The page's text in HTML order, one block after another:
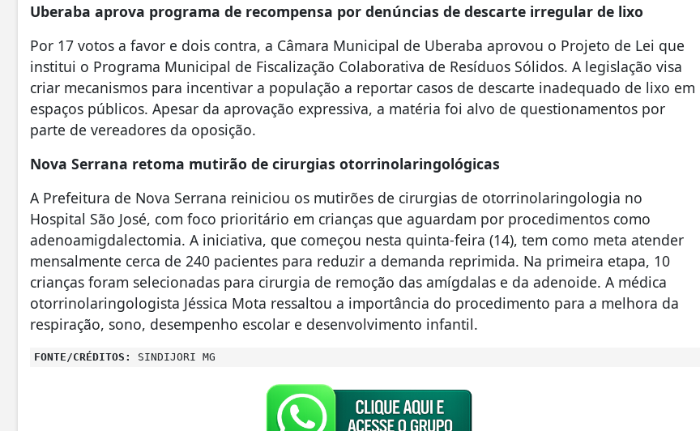
Uberaba aprova programa de recompensa por denúncias de descarte irregular de lixo
Por 17 votos a favor e dois contra, a Câmara Municipal de Uberaba aprovou o Projeto de Lei que
institui o Programa Municipal de Fiscalização Colaborativa de Resíduos Sólidos. A legislação visa
criar mecanismos para incentivar a população a reportar casos de descarte inadequado de lixo em
espaços públicos. Apesar da aprovação expressiva, a matéria foi alvo de questionamentos por
parte de vereadores da oposição.
Nova Serrana retoma mutirão de cirurgias otorrinolaringológicas
A Prefeitura de Nova Serrana reiniciou os mutirões de cirurgias de otorrinolaringologia no
Hospital São José, com foco prioritário em crianças que aguardam por procedimentos como
adenoamigdalectomia. A iniciativa, que começou nesta quinta-feira (14), tem como meta atender
mensalmente cerca de 240 pacientes para reduzir a demanda reprimida. Na primeira etapa, 10
crianças foram selecionadas para cirurgia de remoção das amígdalas e da adenoide. A médica
otorrinolaringologista Jéssica Mota ressaltou a importância do procedimento para a melhora da
respiração, sono, desempenho escolar e desenvolvimento infantil.
FONTE/CRÉDITOS: SINDIJORI MG